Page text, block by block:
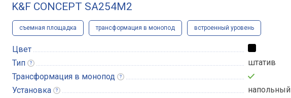
K&F CONCEPT SA254M2
съемная площадка трансформация в монопод встроенный уровень
Цвет
Тип
штатив
Трансформация в монопод
Установка
напольный